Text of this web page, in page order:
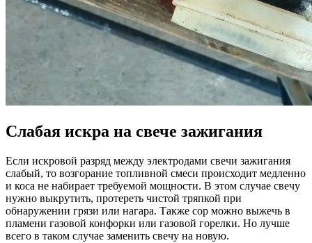
Слабая искра на свече зажигания
Если искровой разряд между электродами свечи зажигания
слабый, то возгорание топливной смеси происходит медленно
и коса не набирает требуемой мощности. В этом случае свечу
нужно выкрутить, протереть чистой тряпкой при
обнаружении грязи или нагара. Также сор можно выжечь в
пламени газовой конфорки или газовой горелки. Но лучше
всего в таком случае заменить свечу на новую.